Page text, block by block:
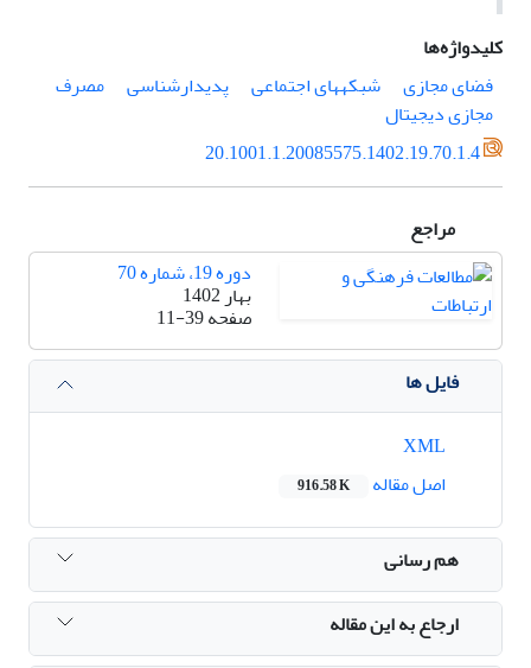
کلیدواژه‌ها
فضای مجازی
شبکههای اجتماعی پدیدارشناسی
مصرف
مجازی دیجیتال
20.1001.1.20085575.1402.19.70.1.4
مراجع
دوره 19، شماره 70
بهار 1402
صفحه11-39
فایل ها
اصل مقاله
916.58 K
هم رسانی
ارجاع به این مقاله